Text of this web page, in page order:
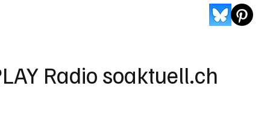
Radio soaktuell.ch